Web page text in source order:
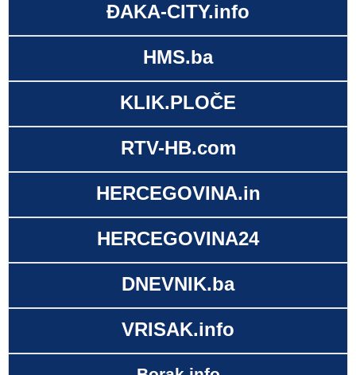
ĐAKA-CITY.info
HMS.ba
KLIK.PLOČE
RTV-HB.com
HERCEGOVINA.in
HERCEGOVINA24
DNEVNIK.ba
VRISAK.info